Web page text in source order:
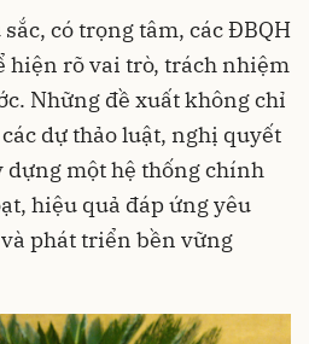
có trọng tâm, các ĐBQH
hiện rõ vai trò, trách nhiệm
Những đề xuất không chỉ
dự thảo luật, nghị quyết
dựng một hệ thống chính
hiệu quả đáp ứng yêu
phát triển bền vững